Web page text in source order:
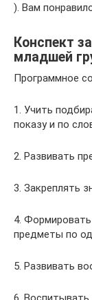
). Вам
Конспект
младшей
Программное
1. Учить
показу и по
2. Развивать
3. Закреплять
4.
предметы по
5. Развивать